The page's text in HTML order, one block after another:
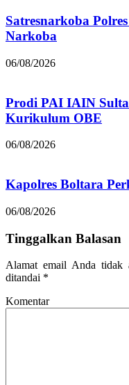
Satresnarkoba
Narkoba
06/08/2026
Prodi PAI IAIN
Kurikulum OBE
06/08/2026
Kapolres Boltara
06/08/2026
Tinggalkan Balasan
Alamat email Anda tidak
ditandai *